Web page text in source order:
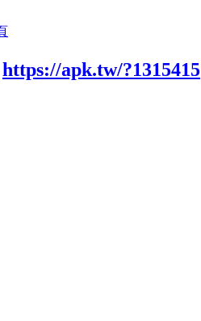
https://apk.tw/?1315415